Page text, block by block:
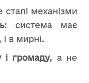
механізми
: система має
і в мирні.
і громаду, а не